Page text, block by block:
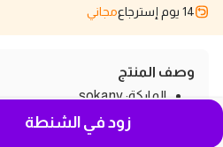
14 يوم إسترجاع مجاني
وصف المنتج
الماركة: sokany
الموديل:SK-2405زود في الشنطة